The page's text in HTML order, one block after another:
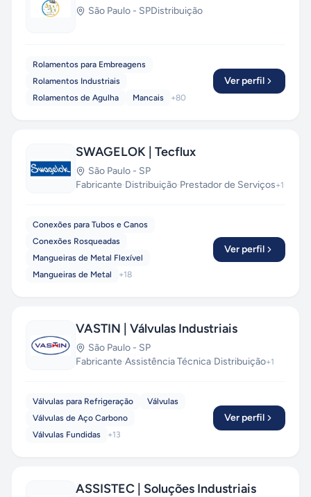
São Paulo - SPDistribuição
Rolamentos para Embreagens
Rolamentos Industriais
Rolamentos de Agulha
Mancais +80
Ver perfil
SWAGELOK | Tecflux
São Paulo - SP
Fabricante·Distribuição·Prestador de Serviços+1
Conexões para Tubos e Canos
Conexões Rosqueadas
Mangueiras de Metal Flexível
Mangueiras de Metal
+18
Ver perfil
VASTIN | Válvulas Industriais
São Paulo - SP
Fabricante·Assistência Técnica·Distribuição+1
Válvulas para Refrigeração
Válvulas
Válvulas de Aço Carbono
Válvulas Fundidas
+13
Ver perfil
ASSISTEC | Soluções Industriais